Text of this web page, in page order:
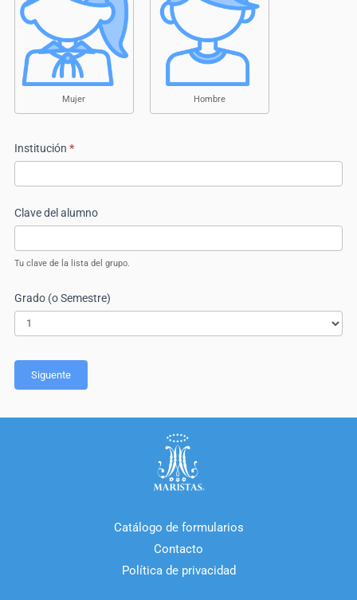
Mujer Hombre
Institución *
Clave del alumno
Tu clave de la lista del grupo.
Grado (o Semestre)
(o
Semestre)
Siguente
Catálogo de formularios
Contacto
Política de privacidad